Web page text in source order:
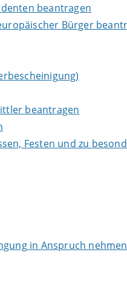
beantragen
Bürger
beantragen
Festen und zu
in Anspruch nehmen